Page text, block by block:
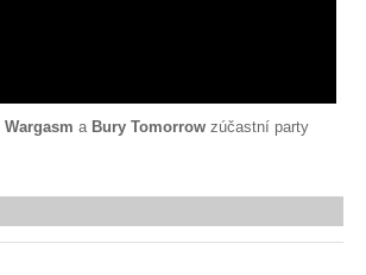
Wargasm a Bury Tomorrow zúčastní party